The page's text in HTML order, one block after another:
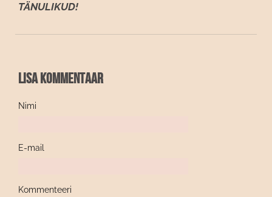
TÄNULIKUD!
Lisa kommentaar
Nimi
E-mail
Kommenteeri